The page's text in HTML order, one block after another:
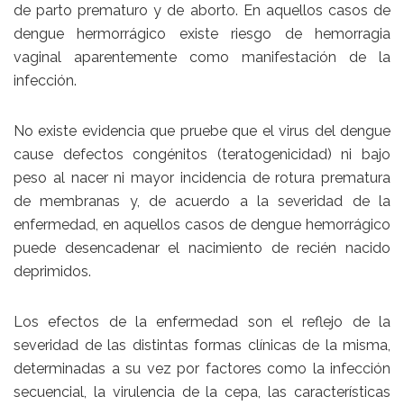
de parto prematuro y de aborto. En aquellos casos de
dengue hermorrágico existe riesgo de hemorragia
vaginal aparentemente como manifestación de la
infección.
No existe evidencia que pruebe que el virus del dengue
cause defectos congénitos (teratogenicidad) ni bajo
peso al nacer ni mayor incidencia de rotura prematura
de membranas y, de acuerdo a la severidad de la
enfermedad, en aquellos casos de dengue hemorrágico
puede desencadenar el nacimiento de recién nacido
deprimidos.
Los efectos de la enfermedad son el reflejo de la
severidad de las distintas formas clínicas de la misma,
determinadas a su vez por factores como la infección
secuencial, la virulencia de la cepa, las características